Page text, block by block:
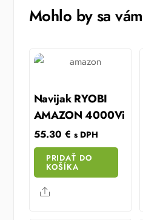
Mohlo by sa
Navijak RYOBI
AMAZON 4000Vi
55.30 € s DPH
PRIDAŤ DO
KOŠÍKA
Share